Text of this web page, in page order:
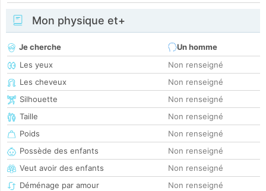
Mon physique et+
Je cherche
Un homme
Les yeux
Non renseigné
Les cheveux
Non renseigné
Silhouette
Non renseigné
Taille
Non renseigné
Poids
Non renseigné
Possède des enfants
Non renseigné
Veut avoir des enfants
Non renseigné
Déménage par amour
Non renseigné